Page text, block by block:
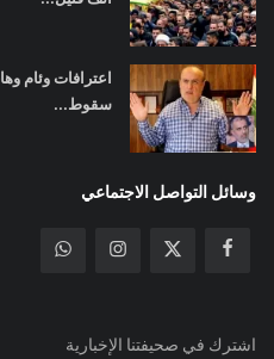
اعترافات وئام
سقوط...
وسائل التواصل الاجتماعي
اشترك في صحيفتنا الإخبارية